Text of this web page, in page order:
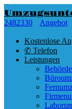
2482330
Angebot
Kostenlose
✆ Telefon
Leistungen